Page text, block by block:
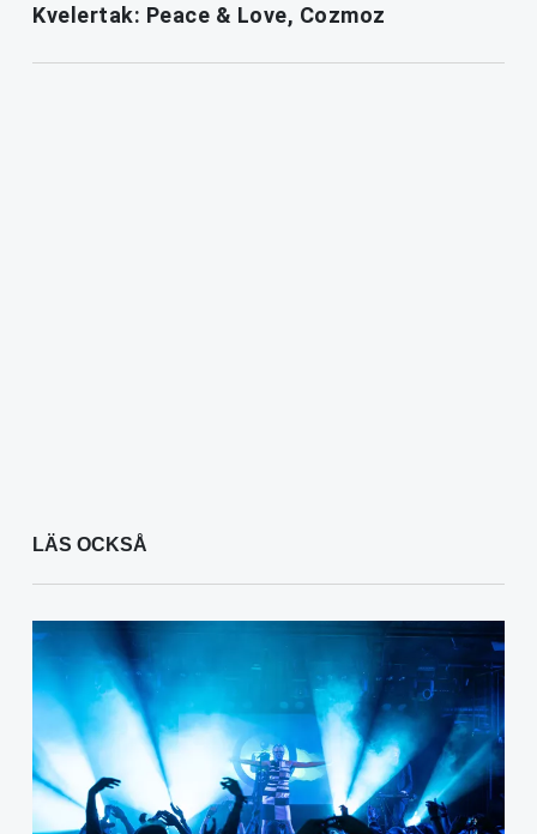
Kvelertak: Peace & Love, Cozmoz
LÄS OCKSÅ